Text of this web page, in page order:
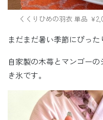
くくりひめの羽衣 単品 ￥
まだまだ暑い季節にぴった
自家製の木苺とマンゴー
き氷です。